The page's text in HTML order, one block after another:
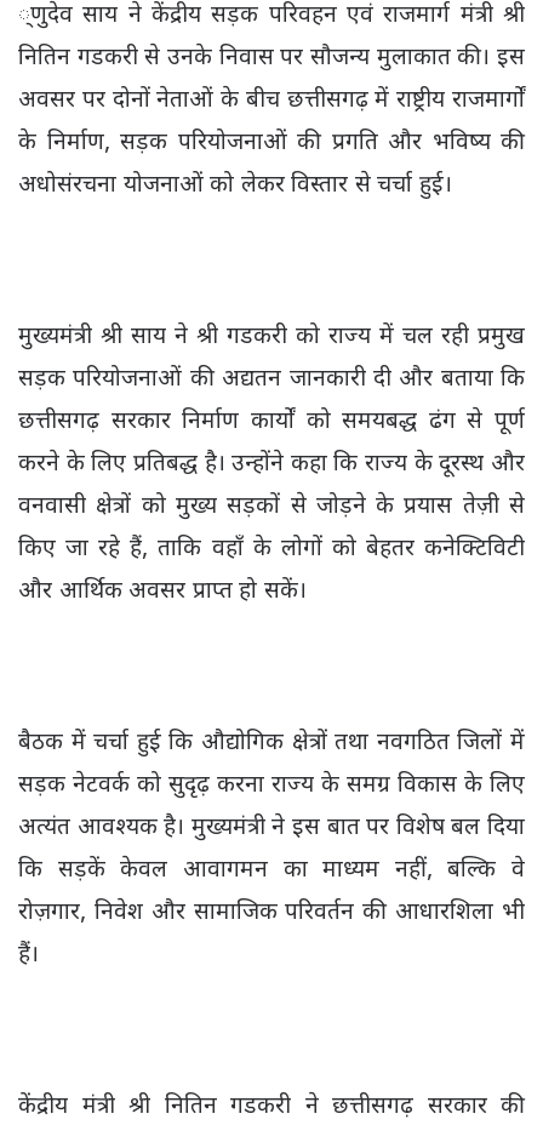
्णुदेव साय ने केंद्रीय सड़क परिवहन एवं राजमार्ग मंत्री श्री
नितिन गडकरी से उनके निवास पर सौजन्य मुलाकात की। इस
अवसर पर दोनों नेताओं के बीच छत्तीसगढ़ में राष्ट्रीय राजमार्गों
के निर्माण, सड़क परियोजनाओं की प्रगति और भविष्य की
अधोसंरचना योजनाओं को लेकर विस्तार से चर्चा हुई।
मुख्यमंत्री श्री साय ने श्री गडकरी को राज्य में चल रही प्रमुख
सड़क परियोजनाओं की अद्यतन जानकारी दी और बताया कि
छत्तीसगढ़ सरकार निर्माण कार्यों को समयबद्ध ढंग से पूर्ण
करने के लिए प्रतिबद्ध है। उन्होंने कहा कि राज्य के दूरस्थ और
वनवासी क्षेत्रों को मुख्य सड़कों से जोड़ने के प्रयास तेज़ी से
किए जा रहे हैं, ताकि वहाँ के लोगों को बेहतर कनेक्टिविटी
और आर्थिक अवसर प्राप्त हो सकें।
बैठक में चर्चा हुई कि औद्योगिक क्षेत्रों तथा नवगठित जिलों में
सड़क नेटवर्क को सुदृढ़ करना राज्य के समग्र विकास के लिए
अत्यंत आवश्यक है। मुख्यमंत्री ने इस बात पर विशेष बल दिया
कि सड़कें केवल आवागमन का माध्यम नहीं, बल्कि वे
रोज़गार, निवेश और सामाजिक परिवर्तन की आधारशिला भी
हैं।
केंद्रीय मंत्री श्री नितिन गडकरी ने छत्तीसगढ़ सरकार की